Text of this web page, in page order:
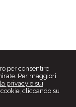
per consentire
Per maggiori
privacy e sui
cliccando su